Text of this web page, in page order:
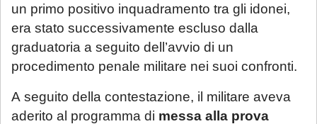
un primo positivo inquadramento tra gli idonei,
era stato successivamente escluso dalla
graduatoria a seguito dell’avvio di un
procedimento penale militare nei suoi confronti.
A seguito della contestazione, il militare aveva
aderito al programma di messa alla prova